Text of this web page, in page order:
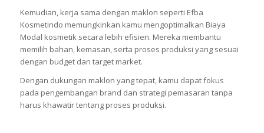
Kemudian, kerja sama dengan maklon seperti Efba
Kosmetindo memungkinkan kamu mengoptimalkan Biaya
Modal kosmetik secara lebih efisien. Mereka membantu
memilih bahan, kemasan, serta proses produksi yang sesuai
dengan budget dan target market.
Dengan dukungan maklon yang tepat, kamu dapat fokus
pada pengembangan brand dan strategi pemasaran tanpa
harus khawatir tentang proses produksi.